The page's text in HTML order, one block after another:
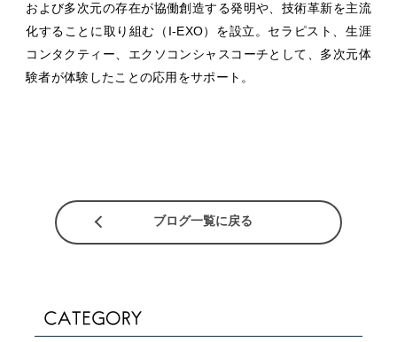
および多次元の存在が協働創造する発明や、技術革新を主流
化することに取り組む（I-EXO）を設立。セラピスト、生涯
コンタクティー、エクソコンシャスコーチとして、多次元体
験者が体験したことの応用をサポート。
ブログ一覧に戻る